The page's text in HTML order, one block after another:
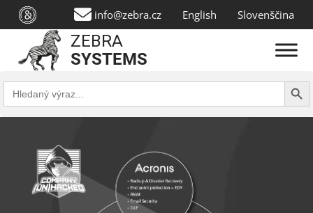
info@zebra.cz English Slovenščina
ZEBRA
SYSTEMS
Search
for:
Search